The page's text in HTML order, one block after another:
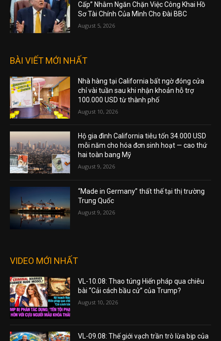
Cấp” Nhằm Ngăn Chặn Việc Công Khai Hồ
Sơ Tài Chính Của Mình Cho Đài BBC
August 5, 2026
BÀI VIẾT MỚI NHẤT
Nhà hàng tại California bất ngờ đóng cửa
chỉ vài tuần sau khi nhận khoản hỗ trợ
100.000 USD từ thành phố
August 10, 2026
Hộ gia đình California tiêu tốn 34.000 USD
mỗi năm cho hóa đơn sinh hoạt — cao thứ
hai toàn bang Mỹ
August 9, 2026
“Made in Germany” thất thế tại thị trường
Trung Quốc
August 9, 2026
VIDEO MỚI NHẤT
VL-10.08: Thao túng Hiến pháp qua chiêu
bài “Cải cách bầu cử” của Trump?
August 10, 2026
VL-09.08: Thế giới vạch trần trò lừa bịp của